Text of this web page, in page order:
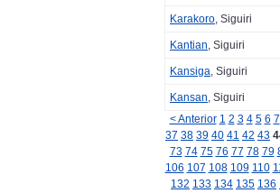
Karakoro, Siguiri
Kantian, Siguiri
Kansiga, Siguiri
Kansan, Siguiri
< Anterior 1 2 3 4 5 6 7
37 38 39 40 41 42 43
73 74 75 76 77 78 79
106 107 108 109 110
132 133 134 135 136